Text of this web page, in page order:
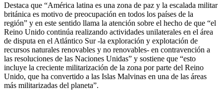
Destaca que “América latina es una zona de paz y la escalada militar
británica es motivo de preocupación en todos los países de la
región” y en este sentido llama la atención sobre el hecho de que “el
Reino Unido continúa realizando actividades unilaterales en el área
de disputa en el Atlántico Sur -la exploración y explotación de
recursos naturales renovables y no renovables- en contravención a
las resoluciones de las Naciones Unidas” y sostiene que “esto
incluye la creciente militarización de la zona por parte del Reino
Unido, que ha convertido a las Islas Malvinas en una de las áreas
más militarizadas del planeta”.